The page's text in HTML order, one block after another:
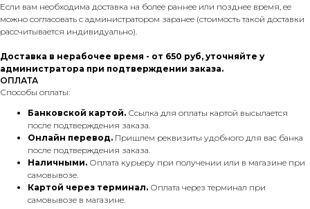
Если вам необходима доставка на более раннее или позднее время, ее
можно согласовать с администратором заранее (стоимость такой доставки
рассчитывается индивидуально).
Доставка в нерабочее время - от 650 руб, уточняйте у
администратора при подтверждении заказа.
ОПЛАТА
Способы оплаты:
Банковской картой. Ссылка для оплаты картой высылается
после подтверждения заказа.
Онлайн перевод. Пришлем реквизиты удобного для вас банка
после подтверждения заказа.
Наличными. Оплата курьеру при получении или в магазине при
самовывозе.
Картой через терминал. Оплата через терминал при
самовывозе в магазине.